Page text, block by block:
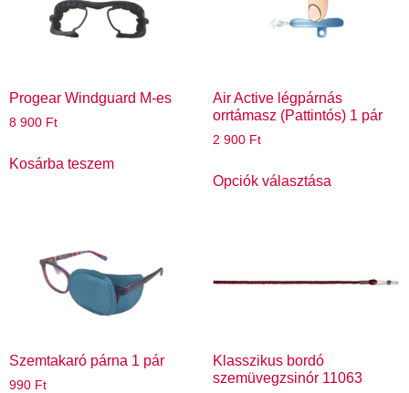
Progear Windguard M-es
8 900 Ft
Kosárba teszem
Air Active légpárnás
orrtámasz (Pattintós) 1 pár
2 900 Ft
Opciók választása
Szemtakaró párna 1 pár
990 Ft
Klasszikus bordó
szemüvegzsinór 11063